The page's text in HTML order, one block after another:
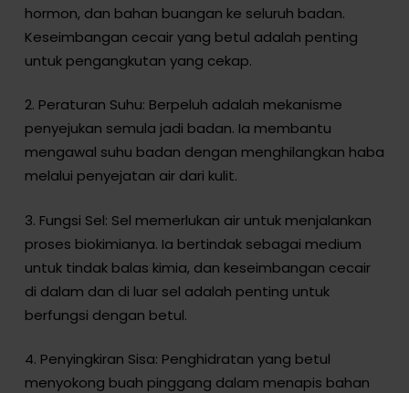
hormon, dan bahan buangan ke seluruh badan.
Keseimbangan cecair yang betul adalah penting
untuk pengangkutan yang cekap.
2. Peraturan Suhu: Berpeluh adalah mekanisme
penyejukan semula jadi badan. Ia membantu
mengawal suhu badan dengan menghilangkan haba
melalui penyejatan air dari kulit.
3. Fungsi Sel: Sel memerlukan air untuk menjalankan
proses biokimianya. Ia bertindak sebagai medium
untuk tindak balas kimia, dan keseimbangan cecair
di dalam dan di luar sel adalah penting untuk
berfungsi dengan betul.
4. Penyingkiran Sisa: Penghidratan yang betul
menyokong buah pinggang dalam menapis bahan